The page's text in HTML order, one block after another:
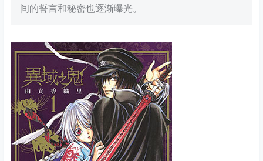
间的誓言和秘密也逐渐曝光。